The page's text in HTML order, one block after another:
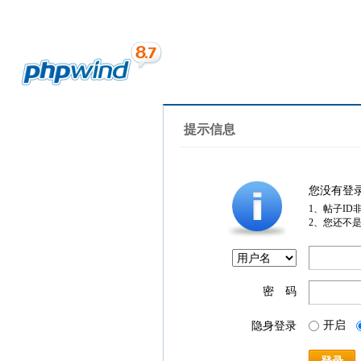
提示信息
您没有登
1、帖子ID
2、您还不
密 码
隐身登录 开启